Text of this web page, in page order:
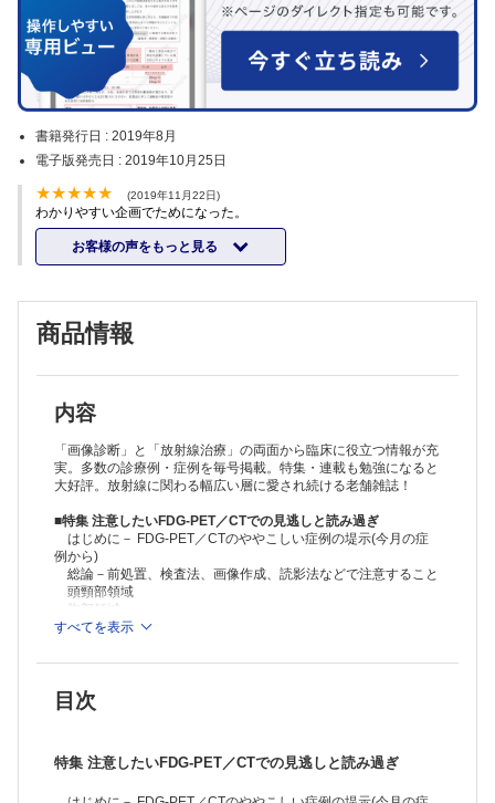
書籍発行日 : 2019年8月
電子版発売日 : 2019年10月25日
(2019年11月22日)
わかりやすい企画でためになった。
お客様の声をもっと見る
商品情報
内容
「画像診断」と「放射線治療」の両面から臨床に役立つ情報が充
実。多数の診療例・症例を毎号掲載。特集・連載も勉強になると
大好評。放射線に関わる幅広い層に愛され続ける老舗雑誌！
■特集 注意したいFDG-PET／CTでの見逃しと読み過ぎ
はじめに－ FDG-PET／CTのややこしい症例の堤示(今月の症
例から)
総論－前処置、検査法、画像作成、読影法などで注意すること
頭頸部領域
胸部領域
腹部領域
ほか
すべてを表示
目次
特集 注意したいFDG-PET／CTでの見逃しと読み過ぎ